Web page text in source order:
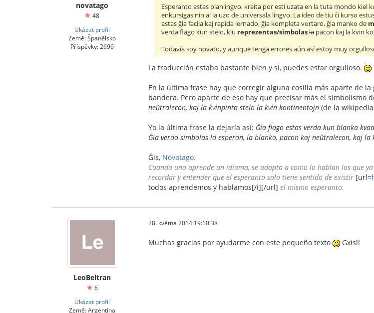
novatago
48
Ukázat profil
Země: Španělsko
Příspěvky: 2696
Esperanto estas planlingvo, kreita por esti uzata en la tuta mondo kiel
enkursigas nin al la uzo de universala lingvo. La ideo de tiu ĉi kurso
estas ĝia facila kaj rapida lernado, ĝia kompleta vortaro, ĝia manko de
verda flago kun stelo, kiu reprezentas/simbolaslapacon kaj la kvin
Todavía soy novato, y aunque tenga errores aún así estoy muy
La traducción estaba bastante bien y sí, puedes estar orgulloso.
En la última frase hay que corregir alguna cosilla más aparte de
bandera. Pero aparte de eso hay que precisar más el simbolismo
neŭtralecon, kaj la kvinpinta stelo la kvin kontinentojn (de la
Yo la última frase la dejaría así: Ĝia flago estas verda kun blanka
Ĝia verdo simbolas la esperon, la blanko, pacon kaj neŭtralecon, kaj
Ĝis, Novatago.
Cuando uno aprende un idioma, se adapta a como lo hablan los que
recordar y entender que el esperanto solo tiene sentido de existir [url=
todos aprendemos y hablamos[/i][/url] el mismo esperanto.
LeoBeltran
6
Ukázat profil
Země: Argentina
28. května 2014 19:10:38
Muchas gracias por ayudarme con este pequeño texto Gxis!!